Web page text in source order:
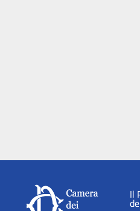
Il